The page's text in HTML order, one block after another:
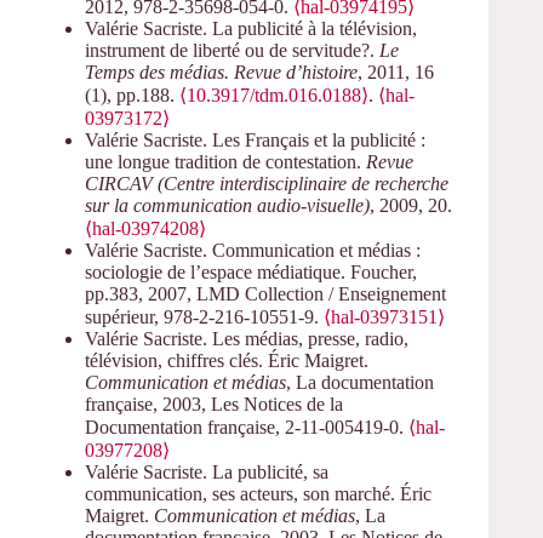
2012, 978-2-35698-054-0. ⟨hal-03974195⟩
Valérie Sacriste. La publicité à la télévision,
instrument de liberté ou de servitude?. Le
Temps des médias. Revue d’histoire, 2011, 16
(1), pp.188. ⟨10.3917/tdm.016.0188⟩. ⟨hal-
03973172⟩
Valérie Sacriste. Les Français et la publicité :
une longue tradition de contestation. Revue
CIRCAV (Centre interdisciplinaire de recherche
sur la communication audio-visuelle), 2009, 20.
⟨hal-03974208⟩
Valérie Sacriste. Communication et médias :
sociologie de l’espace médiatique. Foucher,
pp.383, 2007, LMD Collection / Enseignement
supérieur, 978-2-216-10551-9. ⟨hal-03973151⟩
Valérie Sacriste. Les médias, presse, radio,
télévision, chiffres clés. Éric Maigret.
Communication et médias, La documentation
française, 2003, Les Notices de la
Documentation française, 2-11-005419-0. ⟨hal-
03977208⟩
Valérie Sacriste. La publicité, sa
communication, ses acteurs, son marché. Éric
Maigret. Communication et médias, La